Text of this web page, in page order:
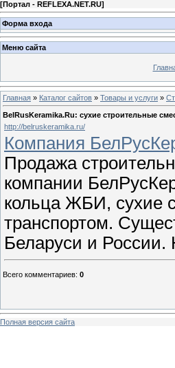
[Портал - REFLEXA.NET.RU]
Форма входа
Меню сайта
Главная » Каталог сайтов » Товары и услуги »
BelRusKeramika.Ru: сухие строительные
http://belruskeramika.ru/
Компания
Продажа
компании
кольца ЖБИ, сухие
транспортом.
Беларуси и
Всего комментариев: 0
Полная версия сайта